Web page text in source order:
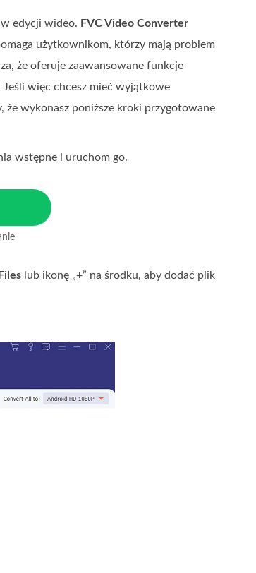
edycji wideo. FVC Video Converter
użytkownikom, którzy mają problem
że oferuje zaawansowane funkcje
więc chcesz mieć wyjątkowe
wykonasz poniższe kroki przygotowane
wstępne i uruchom go.
nowszego
lub ikonę „+” na środku, aby dodać plik